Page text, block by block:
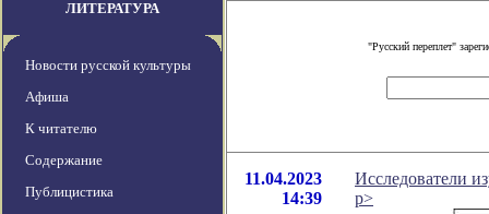
ЛИТЕРАТУРА
Новости русской культуры
Афиша
К читателю
Содержание
Публицистика
"Русский переплет"
11.04.2023
14:39
Исследователи
p>